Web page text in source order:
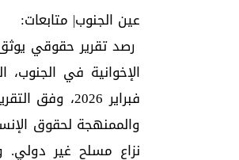
عين الجنوب| متابعات:
رصد تقرير حقوقي
فبراير
والممنهجة لحقوق
نزاع مسلح غير دولي.